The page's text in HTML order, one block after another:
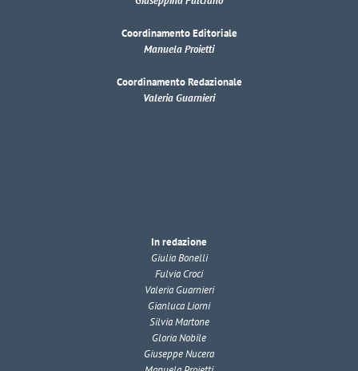
Coordinamento Editoriale
Manuela Proietti
Coordinamento Redazionale
Valeria Guarnieri
In redazione
Giulia Bonelli
Fulvia Croci
Valeria Guarnieri
Gianluca Liorni
Silvia Martone
Gloria Nobile
Giuseppe Nucera